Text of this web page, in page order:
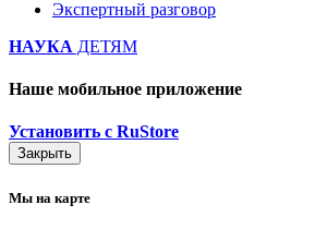
Экспертный разговор
НАУКА ДЕТЯМ
Наше мобильное приложение
Установить с RuStore
Закрыть
Мы на карте